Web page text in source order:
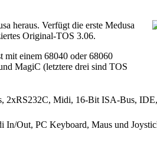
heraus. Verfügt die erste Medusa
Original-TOS 3.06.
mit einem 68040 oder 68060
MagiC (letztere drei sind TOS
2xRS232C, Midi, 16-Bit ISA-Bus,
Out, PC Keyboard, Maus und